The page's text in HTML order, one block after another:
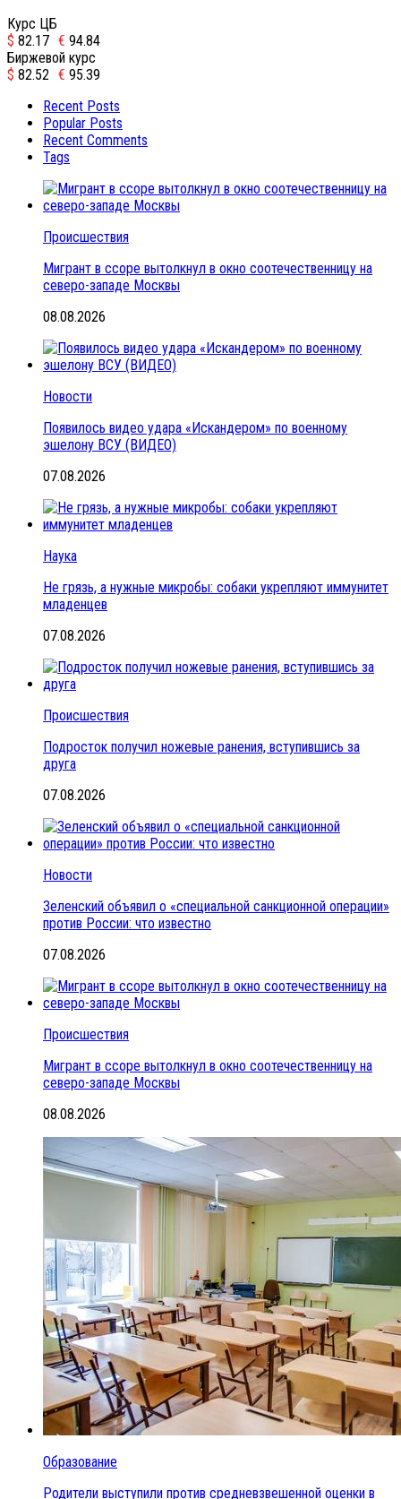
Курс ЦБ
$ 82.17 € 94.84
Биржевой курс
$ 82.52 € 95.39
Recent Posts
Popular Posts
Recent Comments
Tags
Происшествия
Мигрант в ссоре вытолкнул в окно соотечественницу на
северо-западе Москвы
08.08.2026
Новости
Появилось видео удара «Искандером» по военному
эшелону ВСУ (ВИДЕО)
07.08.2026
Наука
Не грязь, а нужные микробы: собаки укрепляют иммунитет
младенцев
07.08.2026
Происшествия
Подросток получил ножевые ранения, вступившись за
друга
07.08.2026
Новости
Зеленский объявил о «специальной санкционной операции»
против России: что известно
07.08.2026
Происшествия
Мигрант в ссоре вытолкнул в окно соотечественницу на
северо-западе Москвы
08.08.2026
Образование
Родители выступили против средневзвешенной оценки в